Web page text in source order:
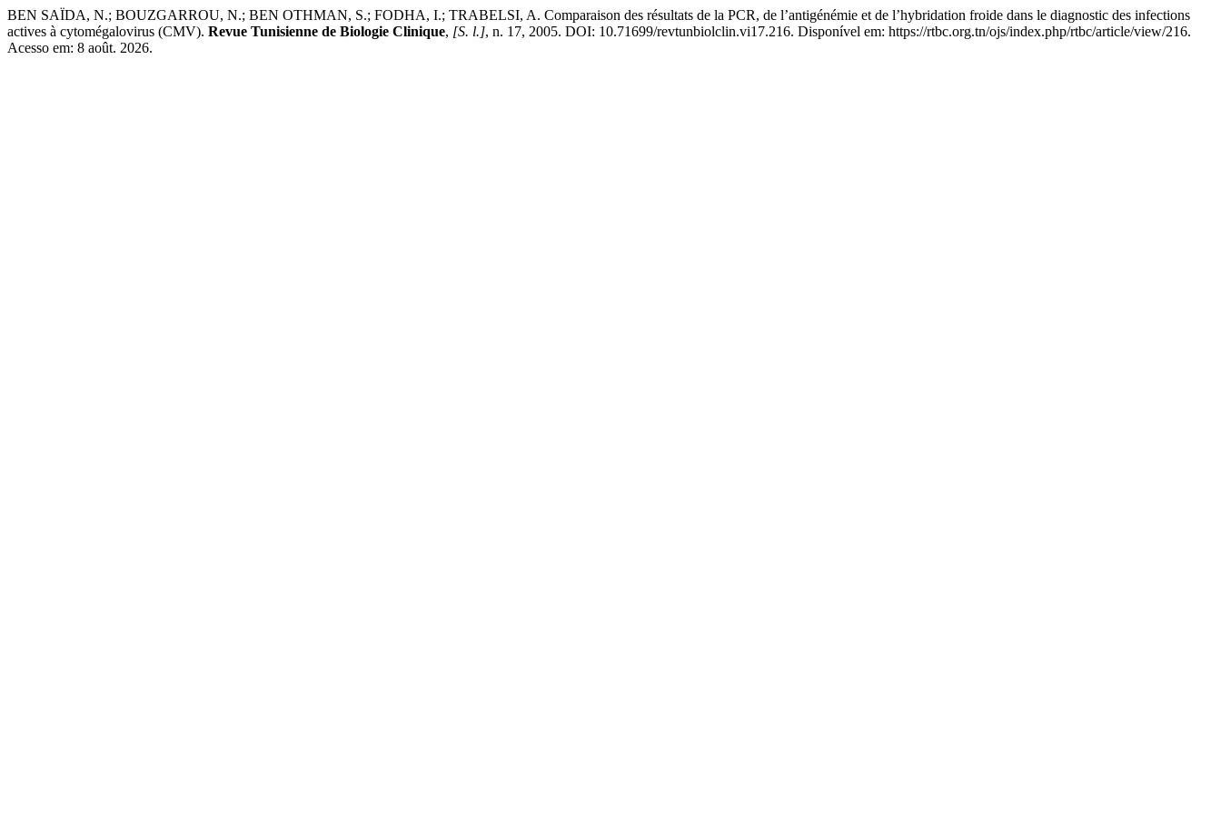
BEN SAÏDA, N.; BOUZGARROU, N.; BEN OTHMAN, S.; FODHA, I.; TRABELSI, A. Comparaison des résultats de la PCR, de l’antigénémie et de l’hybridation froide dans le diagnostic des infections
actives à cytomégalovirus (CMV). Revue Tunisienne de Biologie Clinique, [S. l.], n. 17, 2005. DOI: 10.71699/revtunbiolclin.vi17.216. Disponível em: https://rtbc.org.tn/ojs/index.php/rtbc/article/view/216.
Acesso em: 8 août. 2026.